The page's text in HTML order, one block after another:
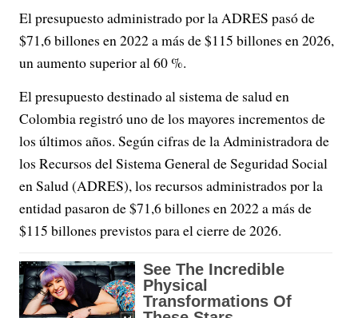
El presupuesto administrado por la ADRES pasó de
$71,6 billones en 2022 a más de $115 billones en 2026,
un aumento superior al 60 %.
El presupuesto destinado al sistema de salud en
Colombia registró uno de los mayores incrementos de
los últimos años. Según cifras de la Administradora de
los Recursos del Sistema General de Seguridad Social
en Salud (ADRES), los recursos administrados por la
entidad pasaron de $71,6 billones en 2022 a más de
$115 billones previstos para el cierre de 2026.